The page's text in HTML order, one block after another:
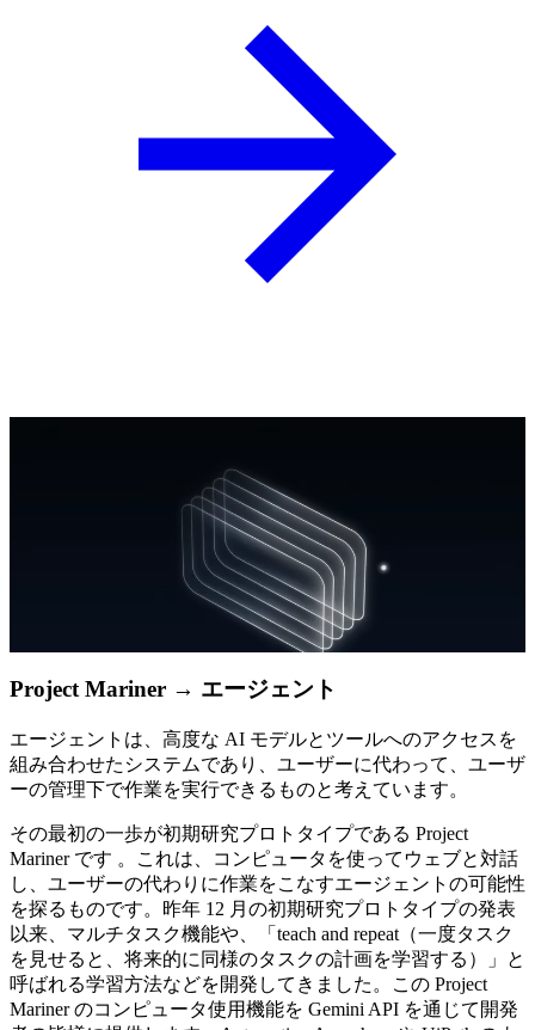
Project Mariner → エージェント
エージェントは、高度な AI モデルとツールへのアクセスを
組み合わせたシステムであり、ユーザーに代わって、ユーザ
ーの管理下で作業を実行できるものと考えています。
その最初の一歩が初期研究プロトタイプである Project
Mariner です 。これは、コンピュータを使ってウェブと対話
し、ユーザーの代わりに作業をこなすエージェントの可能性
を探るものです。昨年 12 月の初期研究プロトタイプの発表
以来、マルチタスク機能や、「teach and repeat（一度タスク
を見せると、将来的に同様のタスクの計画を学習する）」と
呼ばれる学習方法などを開発してきました。この Project
Mariner のコンピュータ使用機能を Gemini API を通じて開発